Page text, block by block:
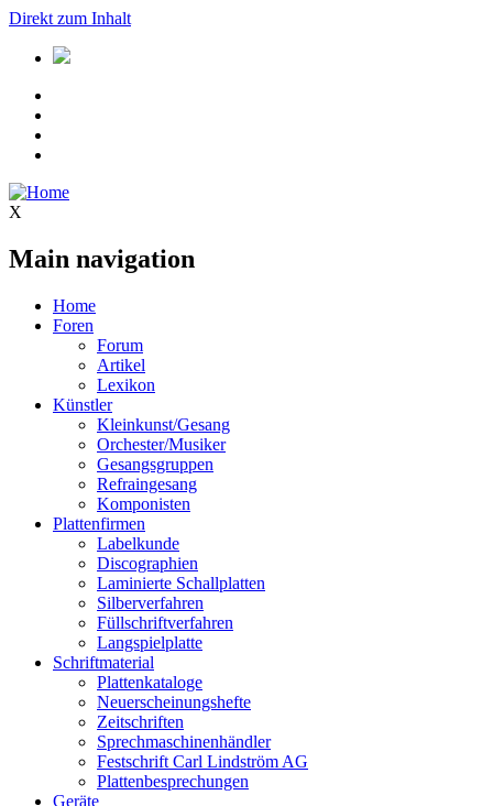
Direkt zum Inhalt
X
Main navigation
Home
Foren
Forum
Artikel
Lexikon
Künstler
Kleinkunst/Gesang
Orchester/Musiker
Gesangsgruppen
Refraingesang
Komponisten
Plattenfirmen
Labelkunde
Discographien
Laminierte Schallplatten
Silberverfahren
Füllschriftverfahren
Langspielplatte
Schriftmaterial
Plattenkataloge
Neuerscheinungshefte
Zeitschriften
Sprechmaschinenhändler
Festschrift Carl Lindström AG
Plattenbesprechungen
Geräte